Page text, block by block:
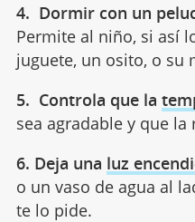
4. Dormir con un
Permite al niño, si así
juguete, un osito, o su
5. Controla que la
sea agradable y que la
6. Deja una luz
o un vaso de agua al
te lo pide.